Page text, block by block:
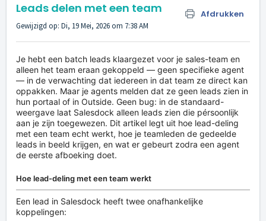
Leads delen met een team Afdrukken
Gewijzigd op: Di, 19 Mei, 2026 om 7:38 AM
Je hebt een batch leads klaargezet voor je sales-team en
alleen het team eraan gekoppeld — geen specifieke agent
— in de verwachting dat iedereen in dat team ze direct kan
oppakken. Maar je agents melden dat ze geen leads zien in
hun portaal of in Outside. Geen bug: in de standaard-
weergave laat Salesdock alleen leads zien die pérsoonlijk
aan je zijn toegewezen. Dit artikel legt uit hoe lead-deling
met een team echt werkt, hoe je teamleden de gedeelde
leads in beeld krijgen, en wat er gebeurt zodra een agent
de eerste afboeking doet.
Hoe lead-deling met een team werkt
Een lead in Salesdock heeft twee onafhankelijke
koppelingen: